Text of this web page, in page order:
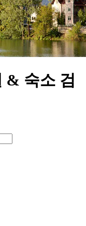
& 숙소 검